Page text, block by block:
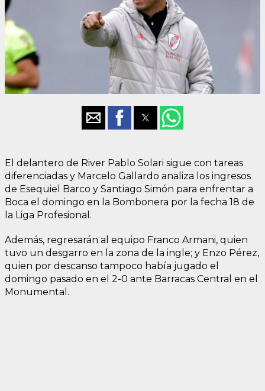
El delantero de River Pablo Solari sigue con tareas
diferenciadas y Marcelo Gallardo analiza los ingresos
de Esequiel Barco y Santiago Simón para enfrentar a
Boca el domingo en la Bombonera por la fecha 18 de
la Liga Profesional.
Además, regresarán al equipo Franco Armani, quien
tuvo un desgarro en la zona de la ingle; y Enzo Pérez,
quien por descanso tampoco había jugado el
domingo pasado en el 2-0 ante Barracas Central en el
Monumental.